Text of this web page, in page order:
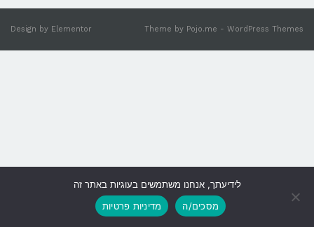
Theme by Pojo.me - WordPress Themes
Design by Elementor
גלילה
לראש
לידיעתך, אנחנו משתמשים בעוגיות באתר זה
מסכים/ה
מדיניות פרטיות